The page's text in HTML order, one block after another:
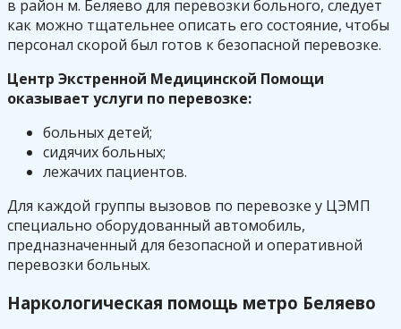
в район м. Беляево для перевозки больного, следует
как можно тщательнее описать его состояние, чтобы
персонал скорой был готов к безопасной перевозке.
Центр Экстренной Медицинской Помощи
оказывает услуги по перевозке:
больных детей;
сидячих больных;
лежачих пациентов.
Для каждой группы вызовов по перевозке у ЦЭМП
специально оборудованный автомобиль,
предназначенный для безопасной и оперативной
перевозки больных.
Наркологическая помощь метро Беляево